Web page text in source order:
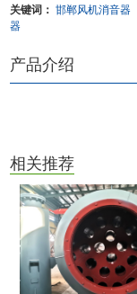
关键词：邯郸风机消音器
器
产品介绍
相关推荐